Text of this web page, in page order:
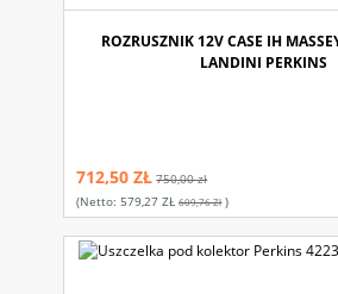
ROZRUSZNIK 12V CASE IH
LANDINI PERKINS
712,50 ZŁ 750,00 zł
(netto: 579,27 ZŁ 609,76 Zł)